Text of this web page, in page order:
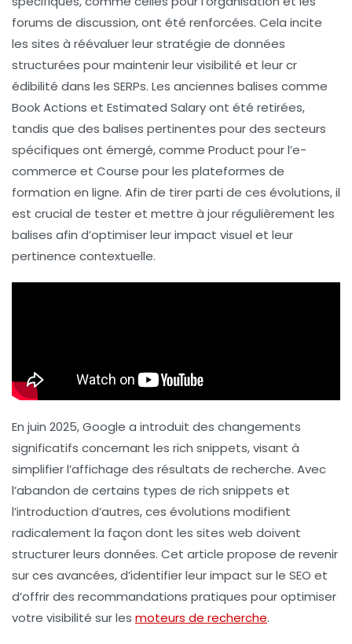
forums de discussion, ont été renforcées. Cela incite
les sites à réévaluer leur stratégie de données
structurées pour maintenir leurvisibilité et leurcr
édibilité dans les SERPs. Les anciennes balises comme
Book Actions et Estimated Salaryont été retirées,
tandis que des balises pertinentes pour des secteurs
spécifiques ont émergé, comme Product pour l’e-
commerce et Course pour les plateformes de
formation en ligne. Afin de tirer parti de ces évolutions, il
est crucial de tester et mettre à jourrégulièrement les
balises afin d’optimiser leurimpact visuel et leur
pertinence contextuelle.
En juin 2025, Google a introduit des changements
significatifs concernant les rich snippets, visant à
simplifier l’affichage des résultats de recherche. Avec
l’abandon de certains types de rich snippets et
l’introduction d’autres, ces évolutions modifient
radicalement la façon dont les sites web doivent
structurer leurs données. Cet article propose de revenir
sur ces avancées, d’identifier leur impact sur le SEO et
d’offrir des recommandations pratiques pour optimiser
votre visibilité sur les moteurs de recherche.